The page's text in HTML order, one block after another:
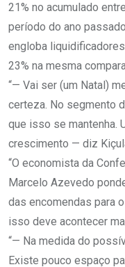
21% no acumulado
período do ano
engloba
23% na mesma
“— Vai ser (um Natal)
certeza. No segmento
que isso se mantenha.
crescimento — diz
“O economista da
Marcelo Azevedo
das encomendas para
isso deve acontecer
“— Na medida do
Existe pouco espaço